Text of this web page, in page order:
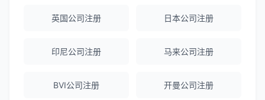
刘总 ★★★★★
英国公司注册 日本公司注册
印尼公司注册 马来公司注册
BVI公司注册 开曼公司注册